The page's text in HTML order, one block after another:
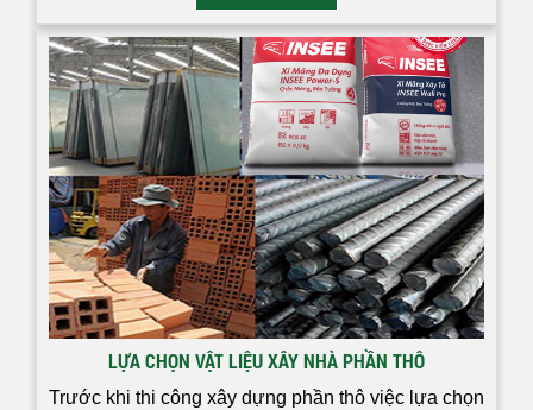
LỰA CHỌN VẬT LIỆU XÂY NHÀ PHẦN THÔ
Trước khi thi công xây dựng phần thô việc lựa chọn